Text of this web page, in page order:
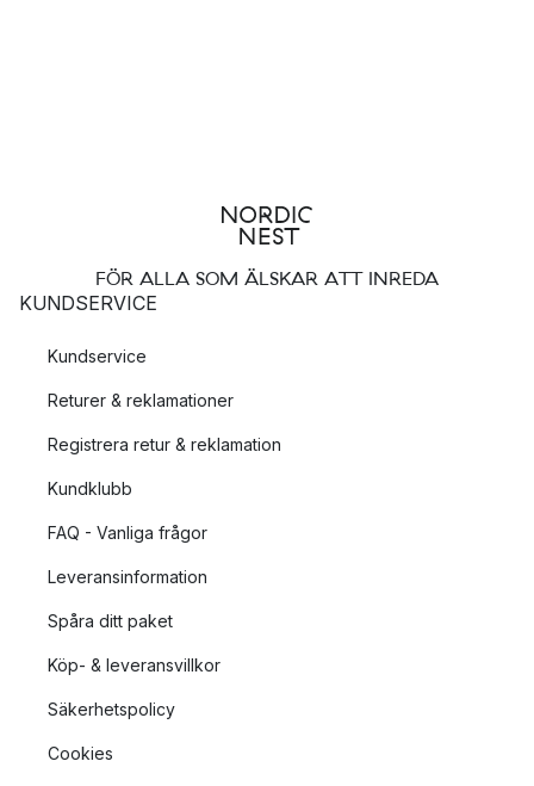
FÖR ALLA SOM ÄLSKAR ATT INREDA
KUNDSERVICE
Kundservice
Returer & reklamationer
Registrera retur & reklamation
Kundklubb
FAQ - Vanliga frågor
Leveransinformation
Spåra ditt paket
Köp- & leveransvillkor
Säkerhetspolicy
Cookies